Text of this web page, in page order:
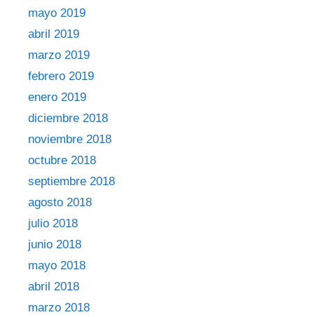
mayo 2019
abril 2019
marzo 2019
febrero 2019
enero 2019
diciembre 2018
noviembre 2018
octubre 2018
septiembre 2018
agosto 2018
julio 2018
junio 2018
mayo 2018
abril 2018
marzo 2018